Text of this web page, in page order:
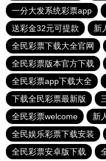
一分大发系统彩票app
送彩金32元可提款
新
全民彩票下载大全官网
全民彩票版本官方下载
全民彩票app下载大全
下载全民彩票最新版
全民彩票welcome
新
全民娱乐彩票下载安装
全民彩票安卓版下载